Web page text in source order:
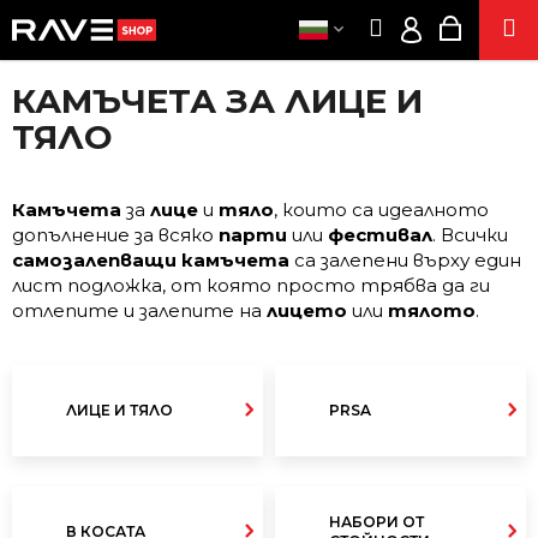
към
съдържанието
ОТ
Търсене
Вход
за
КАМЪЧЕТА ЗА ЛИЦЕ И
ТЯЛО
Камъчета за лице и тяло, които са идеалното
допълнение за всяко парти или фестивал. Всички
самозалепващи камъчета са залепени върху един
лист подложка, от която просто трябва да ги
отлепите и залепите на лицето или тялото.
ЛИЦЕ И ТЯЛО PRSA
В КОСАТА
НАБОРИ ОТ
К
О
И
Ч
Обратно
Обратно
К
В
О
Т
Ъ